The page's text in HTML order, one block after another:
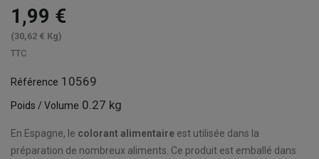
1,99 €
(30,62 € Kg)
TTC
Référence 10569
Poids / Volume 0.27 kg
En Espagne, le colorant alimentaire est utilisée dans la
préparation de nombreux aliments. Ce produit est emballé dans